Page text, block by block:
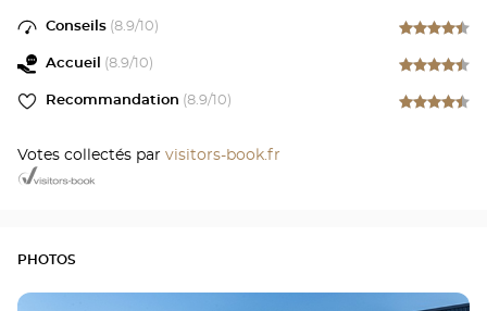
Conseils (8.9/10)
Accueil (8.9/10)
Recommandation (8.9/10)
Votes collectés par visitors-book.fr
PHOTOS